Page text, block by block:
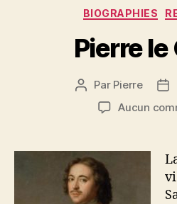
BIOGRAPHIES
Pierre le
Auteur
l’article
Par Pierre
Aucun